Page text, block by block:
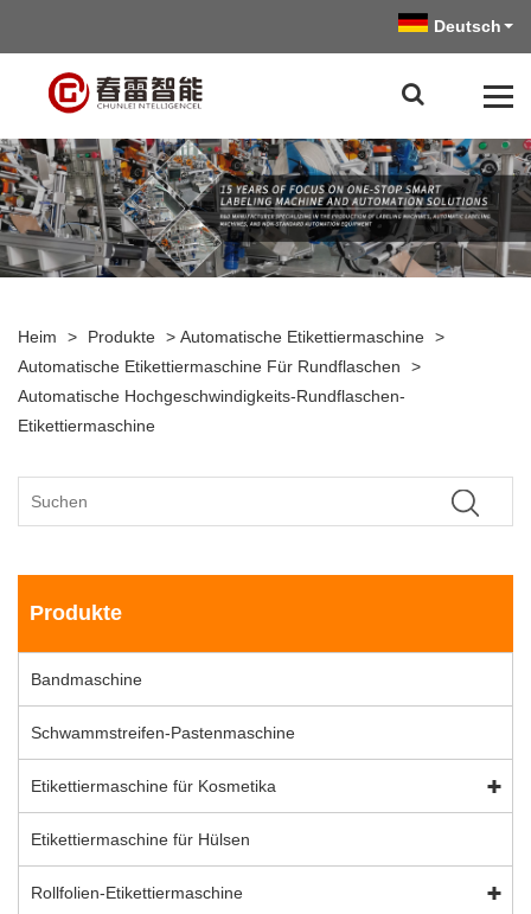
Deutsch
Heim > Produkte > Automatische Etikettiermaschine >
Automatische Etikettiermaschine Für Rundflaschen
>
Automatische Hochgeschwindigkeits-Rundflaschen-
Etikettiermaschine
Produkte
Bandmaschine
Schwammstreifen-Pastenmaschine
Etikettiermaschine für Kosmetika
Etikettiermaschine für Hülsen
Rollfolien-Etikettiermaschine